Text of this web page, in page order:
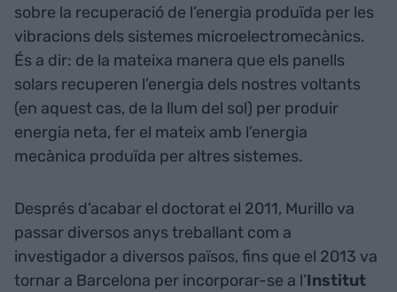
sobre la recuperació de l’energia produïda per les
vibracions dels sistemes microelectromecànics.
És a dir: de la mateixa manera que els panells
solars recuperen l’energia dels nostres voltants
(en aquest cas, de la llum del sol) per produir
energia neta, fer el mateix amb l’energia
mecànica produïda per altres sistemes.
​​Després d’acabar el doctorat el 2011, Murillo va
passar diversos anys treballant com a
investigador a diversos països, fins que el 2013 va
tornar a Barcelona per incorporar-se a l’Institut